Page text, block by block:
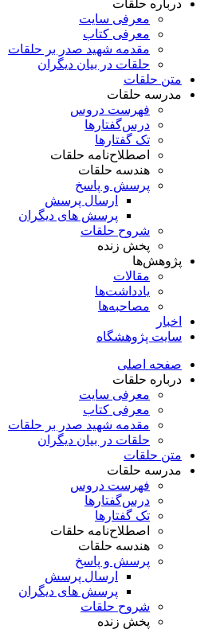
درباره حلقات
معرفی سایت
معرفی کتاب
مقدمه شهید صدر بر حلقات
حلقات در بیان دیگران
متن حلقات
مدرسه حلقات
فهرست دروس
درس‌گفتار‌ها
تک گفتارها
اصطلاح‌نامه حلقات
هندسه حلقات
پرسش و پاسخ
ارسال پرسش
پرسش های دیگران
شروح حلقات
پخش زنده
پژوهش‌ها
مقالات
یادداشت‌ها
مصاحبه‌ها
اخبار
سایت پژوهشگاه
صفحه اصلی
درباره حلقات
معرفی سایت
معرفی کتاب
مقدمه شهید صدر بر حلقات
حلقات در بیان دیگران
متن حلقات
مدرسه حلقات
فهرست دروس
درس‌گفتار‌ها
تک گفتارها
اصطلاح‌نامه حلقات
هندسه حلقات
پرسش و پاسخ
ارسال پرسش
پرسش های دیگران
شروح حلقات
پخش زنده